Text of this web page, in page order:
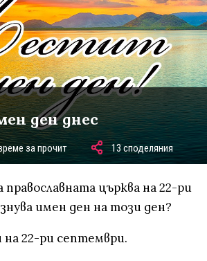
ден днес
за прочит 13 споделяния
църква на 22-ри
имен ден на този ден?
на 22-ри септември.